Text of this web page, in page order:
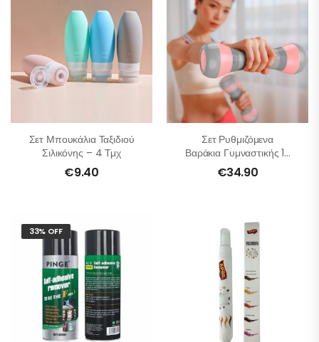
Σετ Μπουκάλια Ταξιδιού
Σιλικόνης – 4 Τμχ
€9.40
Σετ Ρυθμιζόμενα
Βαράκια Γυμναστικής 1-
2kg
€34.90
33% OFF